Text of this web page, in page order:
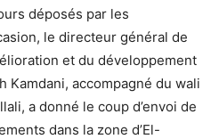
déposés par les
le directeur général de
et du développement
Kamdani, accompagné du wali
a donné le coup d’envoi de
dans la zone d’El-